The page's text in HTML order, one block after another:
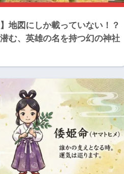
地図にしか載っていない！？
む、英雄の名を持つ幻の神社